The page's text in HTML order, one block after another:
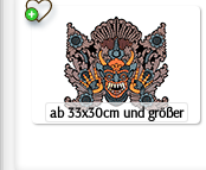
ab 33x30cm und größer